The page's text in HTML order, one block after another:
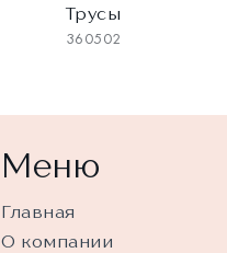
Трусы
360502
Меню
Главная
О компании